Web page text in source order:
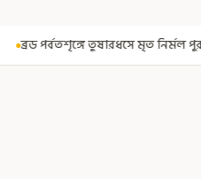
নির্মল পুরজা! নিশ্চিত করল Elite Exped